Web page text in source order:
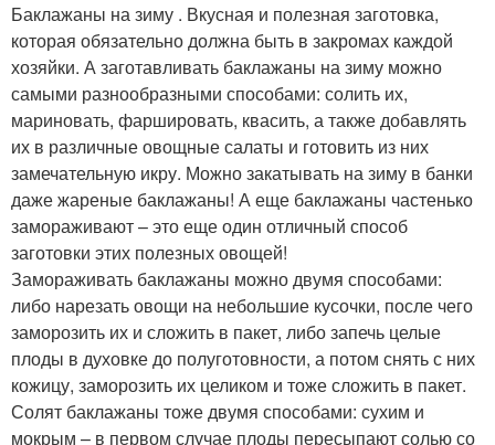
Баклажаны на зиму . Вкусная и полезная заготовка,
которая обязательно должна быть в закромах каждой
хозяйки. А заготавливать баклажаны на зиму можно
самыми разнообразными способами: солить их,
мариновать, фаршировать, квасить, а также добавлять
их в различные овощные салаты и готовить из них
замечательную икру. Можно закатывать на зиму в банки
даже жареные баклажаны! А еще баклажаны частенько
замораживают – это еще один отличный способ
заготовки этих полезных овощей!
Замораживать баклажаны можно двумя способами:
либо нарезать овощи на небольшие кусочки, после чего
заморозить их и сложить в пакет, либо запечь целые
плоды в духовке до полуготовности, а потом снять с них
кожицу, заморозить их целиком и тоже сложить в пакет.
Солят баклажаны тоже двумя способами: сухим и
мокрым – в первом случае плоды пересыпают солью со